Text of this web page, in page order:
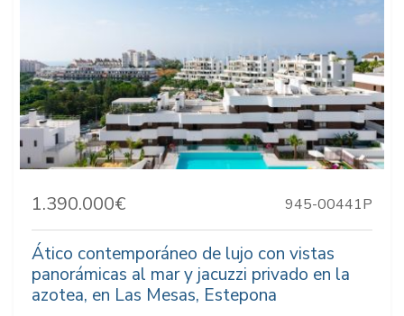
1.390.000€ 945-00441P
Ático contemporáneo de lujo con vistas
panorámicas al mar y jacuzzi privado en la
azotea, en Las Mesas, Estepona